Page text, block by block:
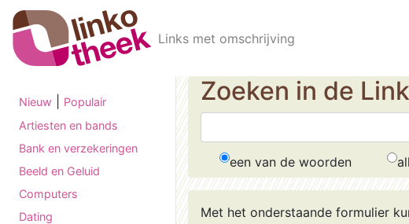
Skip to main content
Links met omschrijving
Nieuw
Populair
Artiesten en bands
Bank en verzekeringen
Beeld en Geluid
Computers
Dating
Zoeken in de
een van de woorden
Met het onderstaande formulier